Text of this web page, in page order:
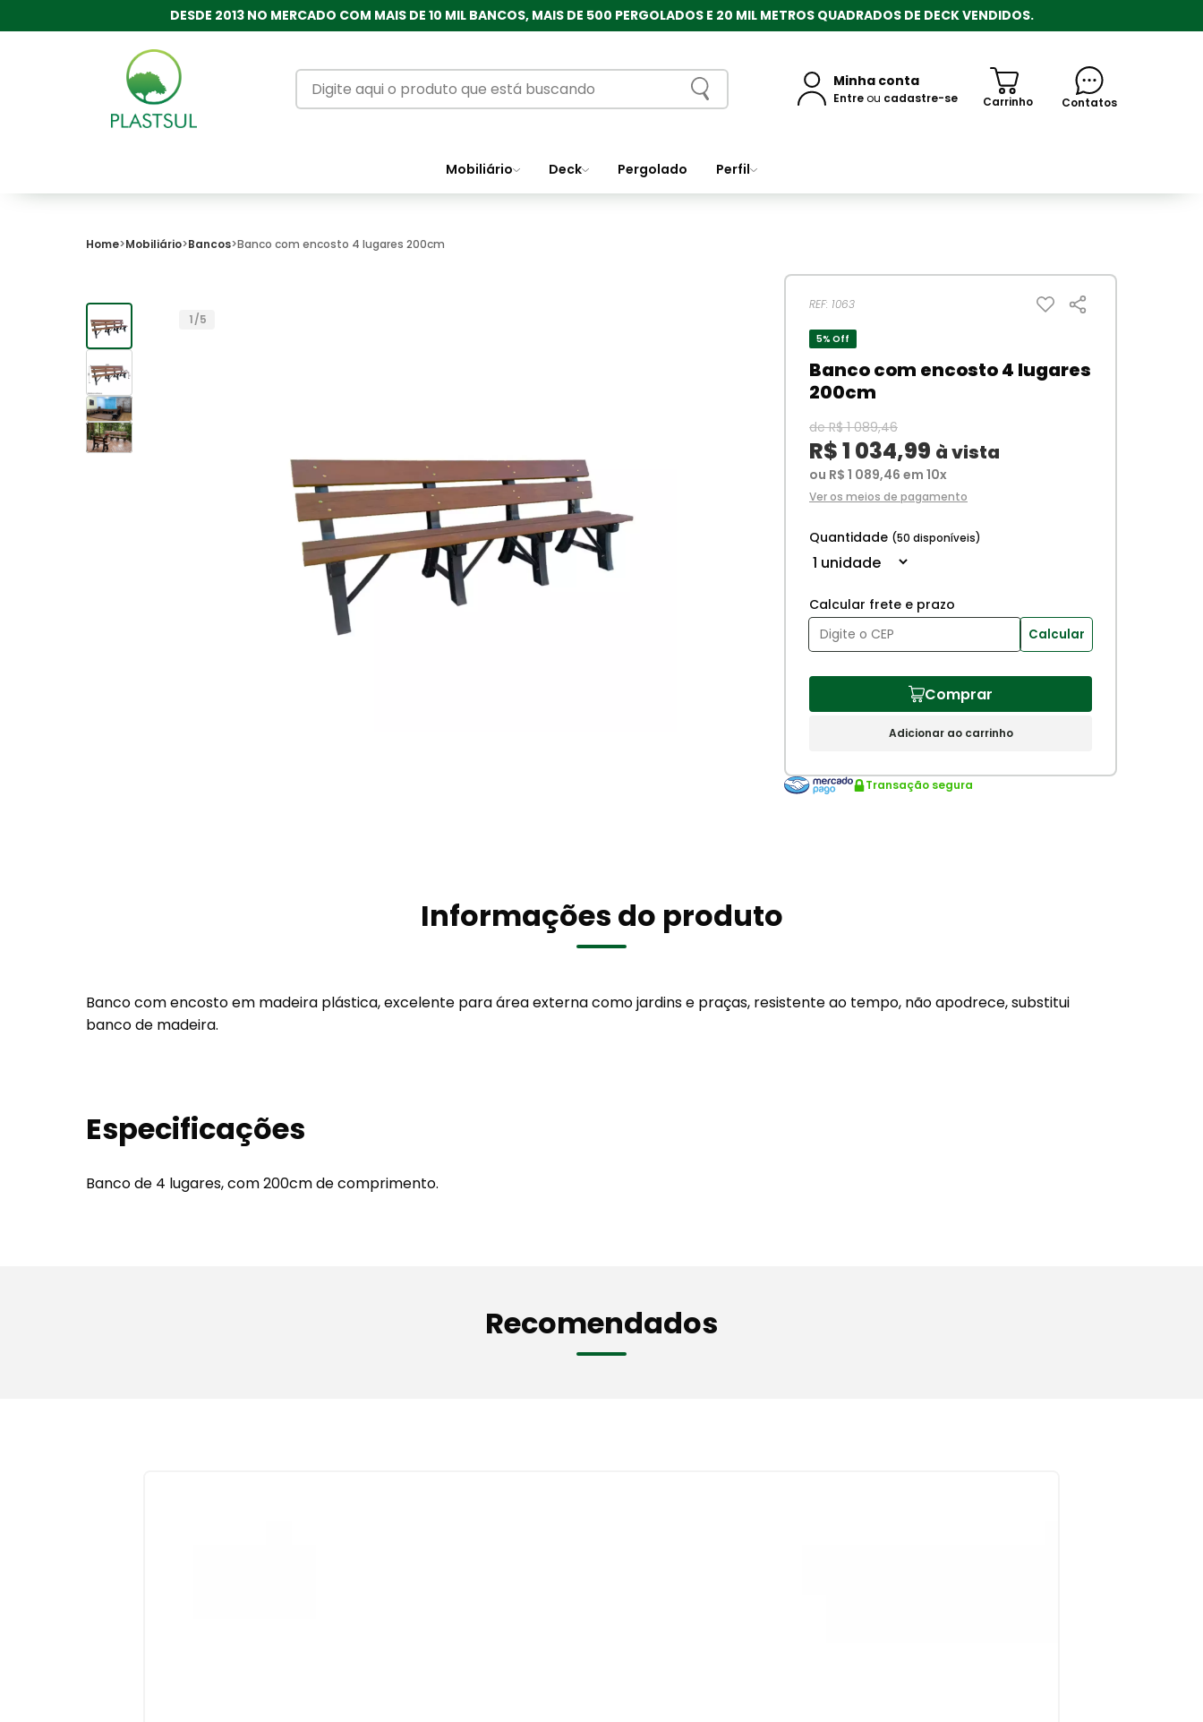
DESDE 2013 NO MERCADO COM MAIS DE 10 MIL BANCOS, MAIS DE 500 PERGOLADOS E 20 MIL METROS QUADRADOS DE DECK VENDIDOS.
Minha conta
Entreou cadastre-se Carrinho Contatos
Mobiliário Deck Pergolado Perfil
Home Mobiliário Bancos Banco com encosto 4 lugares 200cm
1/5
REF: 1063
5% Off
Banco com encosto 4 lugares
200cm
de R$ 1 089,46
R$ 1 034,99 à vista
ou R$ 1 089,46 em 10x
Ver os meios de pagamento
Quantidade (50 disponíveis)
Calcular frete e prazo
Calcular
Comprar
Adicionar ao carrinho
Transação segura
Informações do produto
Banco com encosto em madeira plástica, excelente para área externa como jardins e praças, resistente ao tempo, não apodrece, substitui
banco de madeira.
Especificações
Banco de 4 lugares, com 200cm de comprimento.
Recomendados